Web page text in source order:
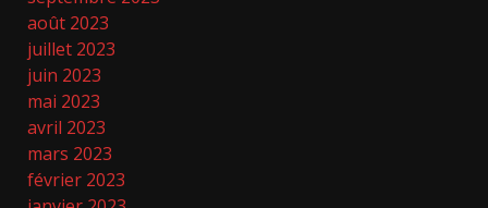
août 2023
juillet 2023
juin 2023
mai 2023
avril 2023
mars 2023
février 2023